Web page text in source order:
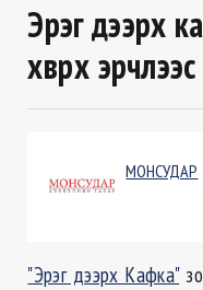
Эрэг дээрх
хөврөх эрчлээс
МОНСУДАР
"Эрэг дээрх Кафка"